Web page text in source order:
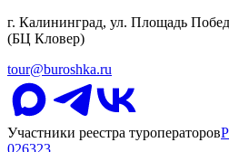
г. Калининград, ул. Площадь
(БЦ Кловер)
tour@buroshka.ru
Участники реестра туроператоров
026323